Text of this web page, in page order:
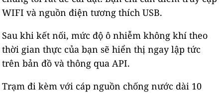
WIFI và nguồn điện tương thích USB.
Sau khi kết nối, mức độ ô nhiễm không khí theo
thời gian thực của bạn sẽ hiển thị ngay lập tức
trên bản đồ và thông qua API.
Trạm đi kèm với cáp nguồn chống nước dài 10